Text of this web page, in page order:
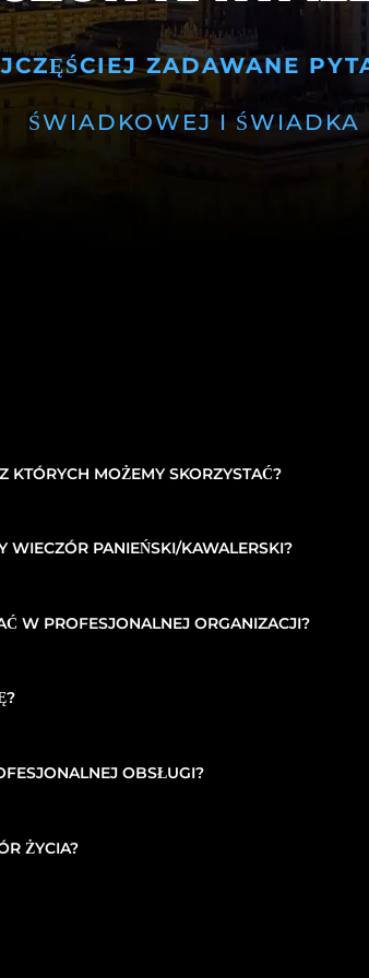
ZADAWANE
ŚWIADKOWEJ I ŚWIADKA
KTÓRYCH MOŻEMY SKORZYSTAĆ?
WIECZÓR PANIEŃSKI/KAWALERSKI?
W PROFESJONALNEJ ORGANIZACJI?
OBSŁUGI?
ŻYCIA?